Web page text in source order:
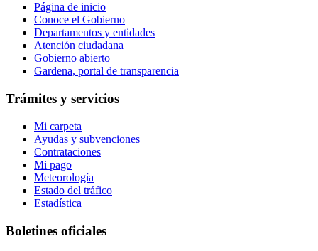
Página de inicio
Conoce el Gobierno
Departamentos y entidades
Atención ciudadana
Gobierno abierto
Gardena, portal de transparencia
Trámites y servicios
Mi carpeta
Ayudas y subvenciones
Contrataciones
Mi pago
Meteorología
Estado del tráfico
Estadística
Boletines oficiales